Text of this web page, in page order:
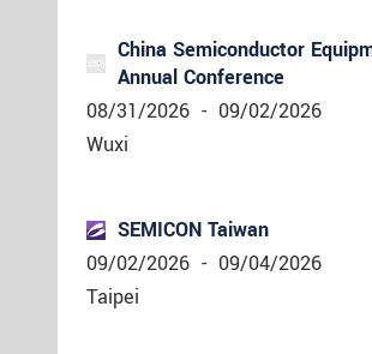
China Semiconductor
Annual Conference
08/31/2026 - 09/02/2026
Wuxi
SEMICON Taiwan
09/02/2026 - 09/04/2026
Taipei